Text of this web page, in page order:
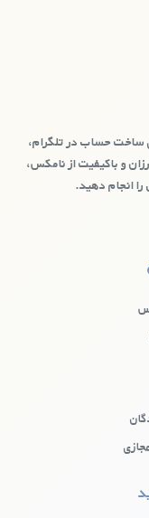
به شماره
برای کسانی که
چالش‌ها و
ساخت حساب در تلگرام،
و باکیفیت از نامکس،
انجام دهید.